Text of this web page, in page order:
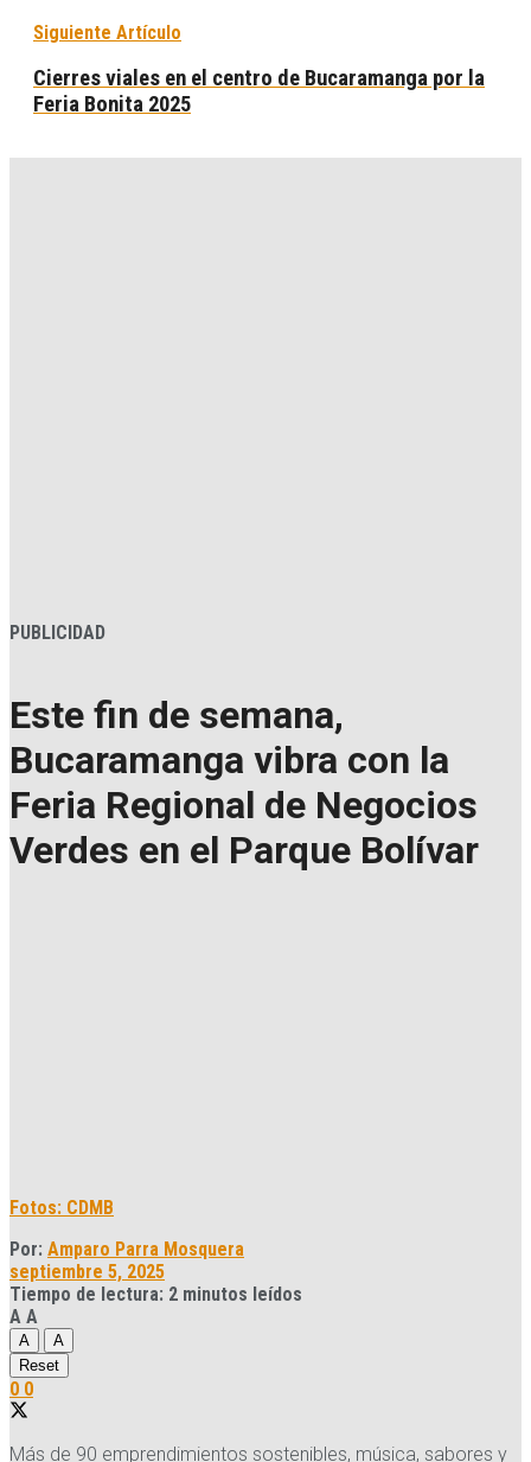
Siguiente Artículo
Cierres viales en el centro de Bucaramanga por la
Feria Bonita 2025
PUBLICIDAD
Este fin de semana,
Bucaramanga vibra con la
Feria Regional de Negocios
Verdes en el Parque Bolívar
Fotos: CDMB
Por: Amparo Parra Mosquera
septiembre 5, 2025
Tiempo de lectura: 2 minutos leídos
A A
A
A
Reset
0 0
Más de 90 emprendimientos sostenibles, música, sabores y